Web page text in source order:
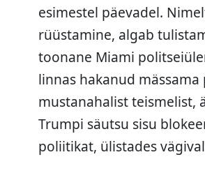
esimestel päevadel.
rüüstamine, algab
toonane Miami
linnas hakanud
mustanahalist teismelist,
Trumpi säutsu sisu
poliitikat, ülistades